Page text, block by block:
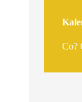
Co?